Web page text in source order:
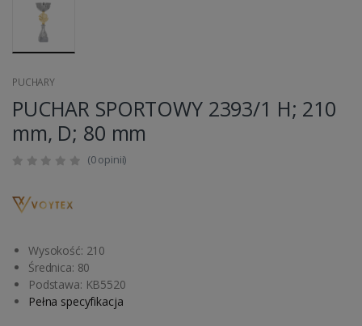
PUCHARY
PUCHAR SPORTOWY 2393/1 H; 210
mm, D; 80 mm
(0 opinii)
Wysokość: 210
Średnica: 80
Podstawa: KB5520
Pełna specyfikacja